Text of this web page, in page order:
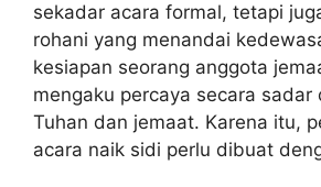
sekadar acara formal, tetapi
rohani yang menandai
kesiapan seorang anggota
mengaku percaya secara sadar
Tuhan dan jemaat. Karena itu,
acara naik sidi perlu dibuat